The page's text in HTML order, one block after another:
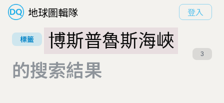
地球圖輯隊 登入
標籤
博斯普魯斯海峽
的搜索結果
3